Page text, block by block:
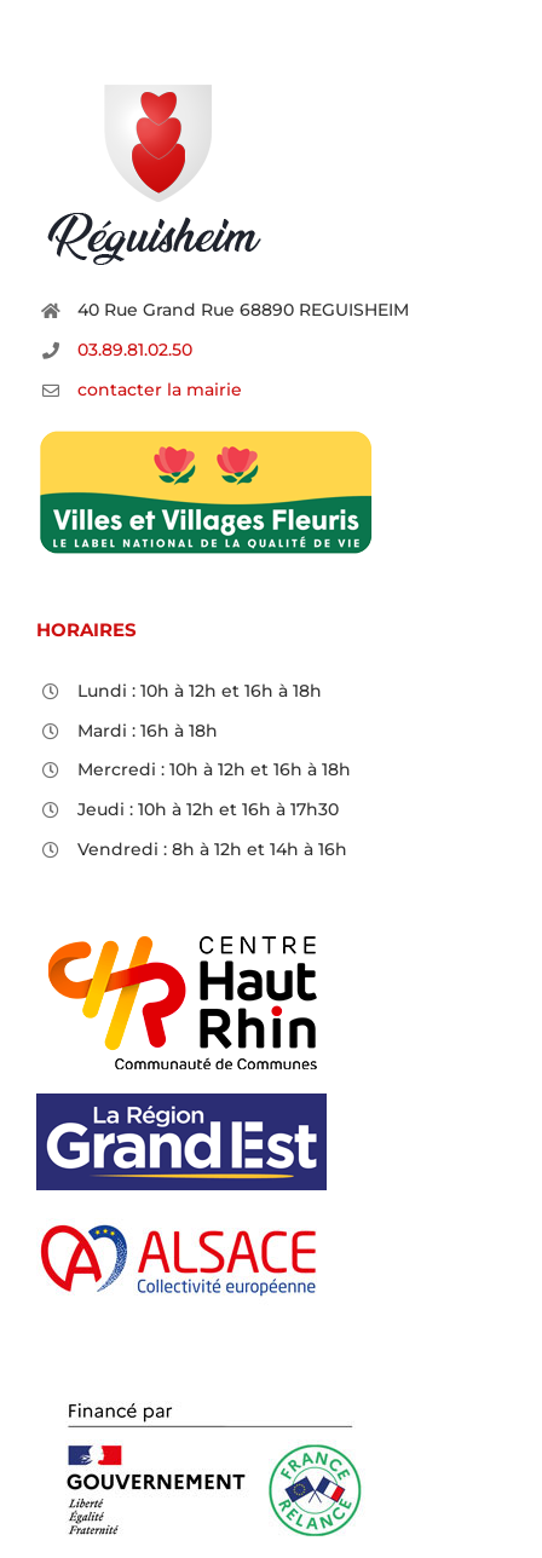
40 Rue Grand Rue 68890 REGUISHEIM
03.89.81.02.50
contacter la mairie
HORAIRES
Lundi : 10h à 12h et 16h à 18h
Mardi : 16h à 18h
Mercredi : 10h à 12h et 16h à 18h
Jeudi : 10h à 12h et 16h à 17h30
Vendredi : 8h à 12h et 14h à 16h